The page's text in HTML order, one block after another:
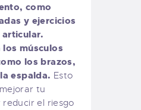
como
y ejercicios
músculos
los brazos,
espalda. Esto
tu
el riesgo